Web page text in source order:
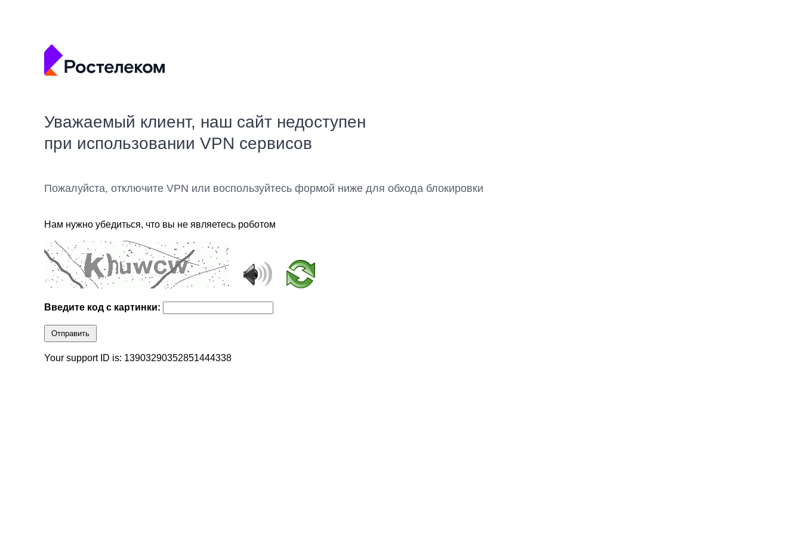
Уважаемый клиент, наш сайт недоступен
при использовании VPN сервисов
Пожалуйста, отключите VPN или воспользуйтесь формой ниже для обхода блокировки
Нам нужно убедиться, что вы не являетесь роботом
Введите код с картинки:
Отправить
Your support ID is: 13903290352851444338